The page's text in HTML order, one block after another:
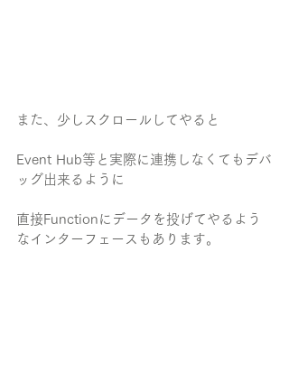
また、少しスクロールしてやると
Event Hub等と実際に連携しなくてもデバ
ッグ出来るように
直接Functionにデータを投げてやるよう
なインターフェースもあります。